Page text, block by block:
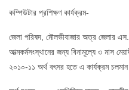
কম্পিউটার প্রশিক্ষণ কার্যক্রম-
জেলা পরিষদ, মৌলভীবাজার অত্র জেলার
আত্মকর্মসংস্থানের জন্য বিনামূল্যে ৩ মাস
২০১০-১১ অর্থ বৎসর হতে এ কার্যক্রম